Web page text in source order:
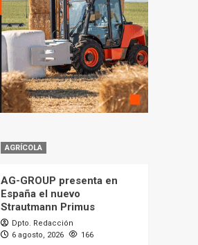
AGRÍCOLA
AG-GROUP presenta en
España el nuevo
Strautmann Primus
Dpto. Redacción
6 agosto, 2026
166